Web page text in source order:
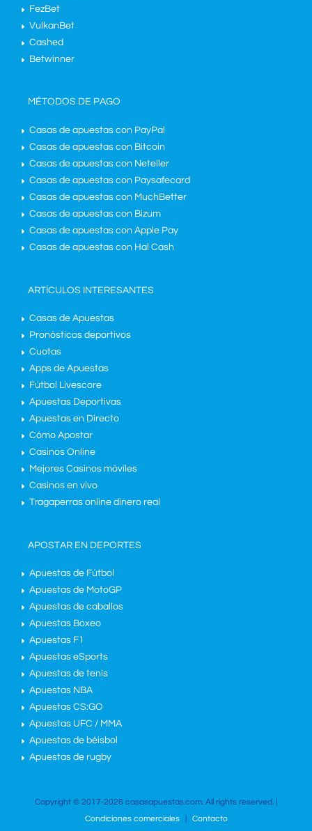
FezBet
VulkanBet
Cashed
Betwinner
MÉTODOS DE PAGO
Casas de apuestas con PayPal
Casas de apuestas con Bitcoin
Casas de apuestas con Neteller
Casas de apuestas con Paysafecard
Casas de apuestas con MuchBetter
Casas de apuestas con Bizum
Casas de apuestas con Apple Pay
Casas de apuestas con Hal Cash
ARTÍCULOS INTERESANTES
Casas de Apuestas
Pronósticos deportivos
Cuotas
Apps de Apuestas
Fútbol Livescore
Apuestas Deportivas
Apuestas en Directo
Cómo Apostar
Casinos Online
Mejores Casinos móviles
Casinos en vivo
Tragaperras online dinero real
APOSTAR EN DEPORTES
Apuestas de Fútbol
Apuestas de MotoGP
Apuestas de caballos
Apuestas Boxeo
Apuestas F1
Apuestas eSports
Apuestas de tenis
Apuestas NBA
Apuestas CS:GO
Apuestas UFC / MMA
Apuestas de béisbol
Apuestas de rugby
Copyright © 2017-2026 casasapuestas.com. All rights reserved. |
Condiciones comerciales
Contacto